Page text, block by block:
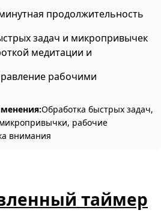
продолжительность
задач и микропривычек
медитации и
рабочими
Обработка быстрых задач,
рабочие
внимания
таймер